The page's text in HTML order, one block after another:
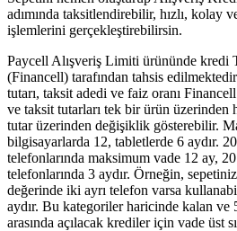
adımında taksitlendirebilir, hızlı, kolay
işlemlerini gerçekleştirebilirsin.
Paycell Alışveriş Limiti ürününde kredi
(Financell) tarafından tahsis
tutarı, taksit adedi ve faiz oranı
ve taksit tutarları tek bir ürün üzerinden
tutar üzerinden değişiklik gösterebilir.
bilgisayarlarda 12, tabletlerde 6 aydır.
telefonlarında maksimum vade 12 ay,
telefonlarında 3 aydır. Örneğin,
değerinde iki ayrı telefon varsa
aydır. Bu kategoriler haricinde kalan
arasında açılacak krediler için vade üst